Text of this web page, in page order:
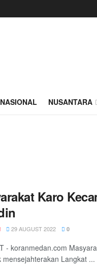
NASIONAL NUSANTARA
Karo
29 AUGUST 2022 0
- koranmedan.com
mensejahterakan Langkat ...